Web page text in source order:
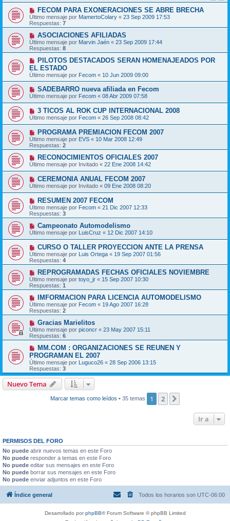
FECOM PARA EXONERACIONES SE ABRE BRECHA
Último mensaje por MamertoColary « 23 Sep 2009 17:53
Respuestas: 7
ASOCIACIONES AFILIADAS
Último mensaje por Marvin Jaén « 23 Sep 2009 17:44
Respuestas: 8
PILOTOS DESTACADOS SERAN HOMENAJEADOS POR
EL ESTADO
Último mensaje por Fecom « 10 Jun 2009 09:00
SADEBARRO nueva afiliada en Fecom
Último mensaje por Fecom « 08 Abr 2009 07:58
3 TICOS AL ROK CUP INTERNACIONAL 2008
Último mensaje por Fecom « 26 Sep 2008 08:42
PROGRAMA PREMIACION FECOM 2007
Último mensaje por EVS « 10 Mar 2008 12:49
Respuestas: 2
RECONOCIMIENTOS OFICIALES 2007
Último mensaje por Invitado « 22 Ene 2008 14:42
CEREMONIA ANUAL FECOM 2007
Último mensaje por Invitado « 09 Ene 2008 08:20
RESUMEN 2007 FECOM
Último mensaje por Fecom « 21 Dic 2007 12:33
Respuestas: 3
Campeonato Automodelismo
Último mensaje por LuisCruz « 12 Dic 2007 14:10
CURSO O TALLER PROYECCION ANTE LA PRENSA
Último mensaje por Luis Ortega « 19 Sep 2007 01:56
Respuestas: 4
REPROGRAMADAS FECHAS OFICIALES NOVIEMBRE
Último mensaje por toyo_jr « 15 Sep 2007 10:30
Respuestas: 1
IMFORMACION PARA LICENCIA AUTOMODELISMO
Último mensaje por Fecom « 19 Ago 2007 16:28
Respuestas: 2
Gracias Marielitos
Último mensaje por piconcr « 23 May 2007 15:11
Respuestas: 6
MM.COM : ORGANIZACIONES SE REUNEN Y
PROGRAMAN EL 2007
Último mensaje por Luguco26 « 28 Sep 2006 13:15
Respuestas: 3
Nuevo Tema
Marcar temas como leídos • 35 temas 1 2
Ir a
PERMISOS DEL FORO
No puede abrir nuevos temas en este Foro
No puede responder a temas en este Foro
No puede editar sus mensajes en este Foro
No puede borrar sus mensajes en este Foro
No puede enviar adjuntos en este Foro
Índice general Todos los horarios son UTC-06:00
Desarrollado porphpBB® Forum Software © phpBB Limited